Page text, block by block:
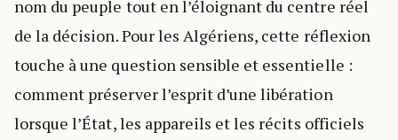
nom du peuple tout en l’éloignant du centre réel
de la décision. Pour les Algériens, cette réflexion
touche à une question sensible et essentielle :
comment préserver l’esprit d’une libération
lorsque l’État, les appareils et les récits officiels